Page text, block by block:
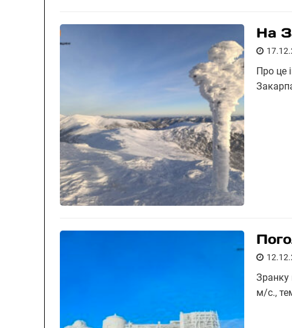
На
Про це
Зранку
м/с.,